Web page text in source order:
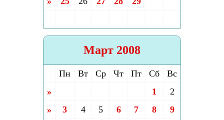
Март 2008
Пн Вт Ср Чт Пт Сб
Вс
»
1
2
»
3 4 5 6 7 8
9